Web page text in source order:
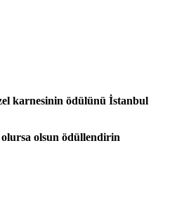
karnesinin ödülünü İstanbul
olsun ödüllendirin